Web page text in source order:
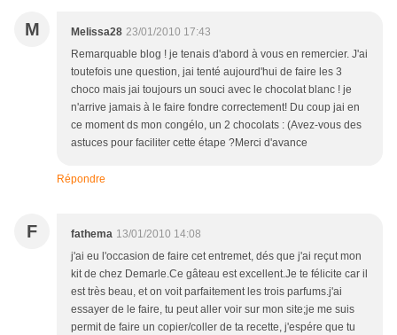
M Melissa28 23/01/2010 17:43
Remarquable blog ! je tenais d'abord à vous en remercier. J'ai
toutefois une question, jai tenté aujourd'hui de faire les 3
choco mais jai toujours un souci avec le chocolat blanc ! je
n'arrive jamais à le faire fondre correctement! Du coup jai en
ce moment ds mon congélo, un 2 chocolats : (Avez-vous des
astuces pour faciliter cette étape ?Merci d'avance
Répondre
F fathema 13/01/2010 14:08
j'ai eu l'occasion de faire cet entremet, dés que j'ai reçut mon
kit de chez Demarle.Ce gâteau est excellent.Je te félicite car il
est très beau, et on voit parfaitement les trois parfums.j'ai
essayer de le faire, tu peut aller voir sur mon site;je me suis
permit de faire un copier/coller de ta recette, j'espére que tu